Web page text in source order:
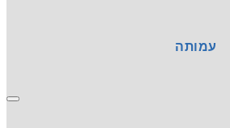
עמותה